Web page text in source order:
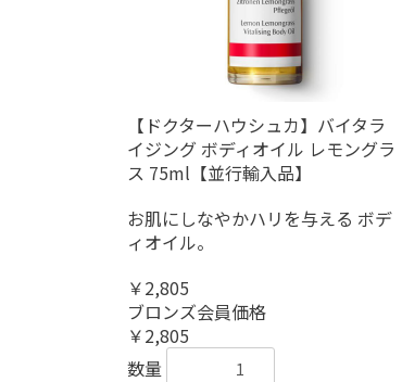
【ドクターハウシュカ】バイタラ
イジング ボディオイル レモングラ
ス 75ml【並行輸入品】
お肌にしなやかハリを与える ボデ
ィオイル。
￥2,805
ブロンズ会員価格
￥2,805
数量